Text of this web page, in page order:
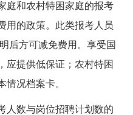
庭和农村特困家庭的报考
用的政策。此类报考人员
后方可减免费用。享受国
应提供低保证；农村特困
情况档案卡。
人数与岗位招聘计划数的